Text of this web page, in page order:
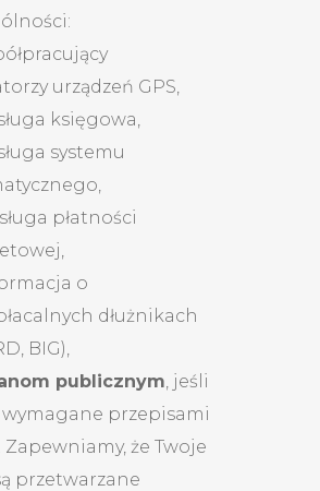
urządzeń GPS,
księgowa,
systemu
płatności
o
dłużnikach
BIG),
publicznym, jeśli
przepisami
Zapewniamy, że Twoje
przetwarzane